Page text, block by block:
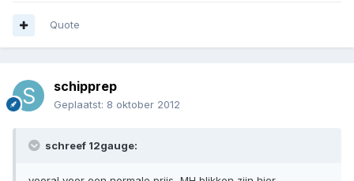
Quote
schipprep
Geplaatst: 8 oktober 2012
schreef 12gauge: